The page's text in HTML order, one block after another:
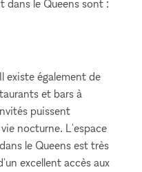
dans le Queens sont :
existe également de
et bars à
puissent
nocturne. L'espace
le Queens est très
excellent accès aux